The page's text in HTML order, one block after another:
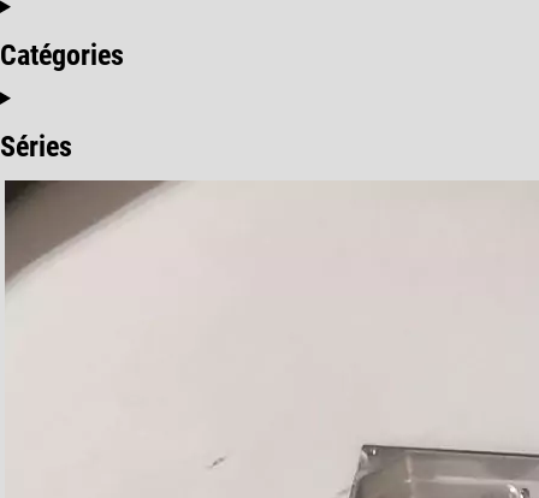
Catégories
Séries